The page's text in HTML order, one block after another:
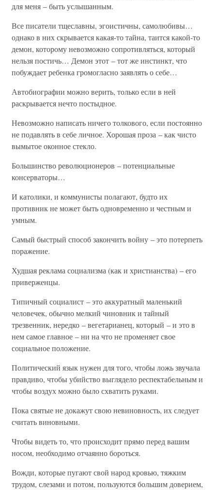
для меня – быть услышанным.
Все писатели тщеславны, эгоистичны, самолюбивы…
однако в них скрывается какая-то тайна, таится какой-то
демон, которому невозможно сопротивляться, который
нельзя постичь… Демон этот – тот же инстинкт, что
побуждает ребенка громогласно заявлять о себе…
Автобиографии можно верить, только если в ней
раскрывается нечто постыдное.
Невозможно написать ничего толкового, если постоянно
не подавлять в себе личное. Хорошая проза – как чисто
вымытое оконное стекло.
Большинство революционеров – потенциальные
консерваторы…
И католики, и коммунисты полагают, будто их
противник не может быть одновременно и честным и
умным.
Самый быстрый способ закончить войну – это потерпеть
поражение.
Худшая реклама социализма (как и христианства) – его
приверженцы.
Типичный социалист – это аккуратный маленький
человечек, обычно мелкий чиновник и тайный
трезвенник, нередко – вегетарианец, который – и это в
нем самое главное – ни на что не променяет свое
социальное положение.
Политический язык нужен для того, чтобы ложь звучала
правдиво, чтобы убийство выглядело респектабельным и
чтобы воздух можно было схватить руками.
Пока святые не докажут свою невиновность, их следует
считать виновными.
Чтобы видеть то, что происходит прямо перед вашим
носом, необходимо отчаянно бороться.
Вожди, которые пугают свой народ кровью, тяжким
трудом, слезами и потом, пользуются большим доверием,